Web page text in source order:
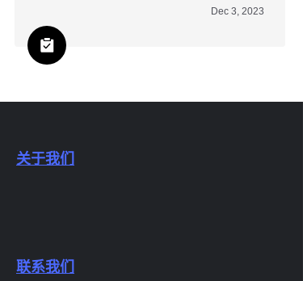
Dec 3, 2023
关于我们
联系我们
CN